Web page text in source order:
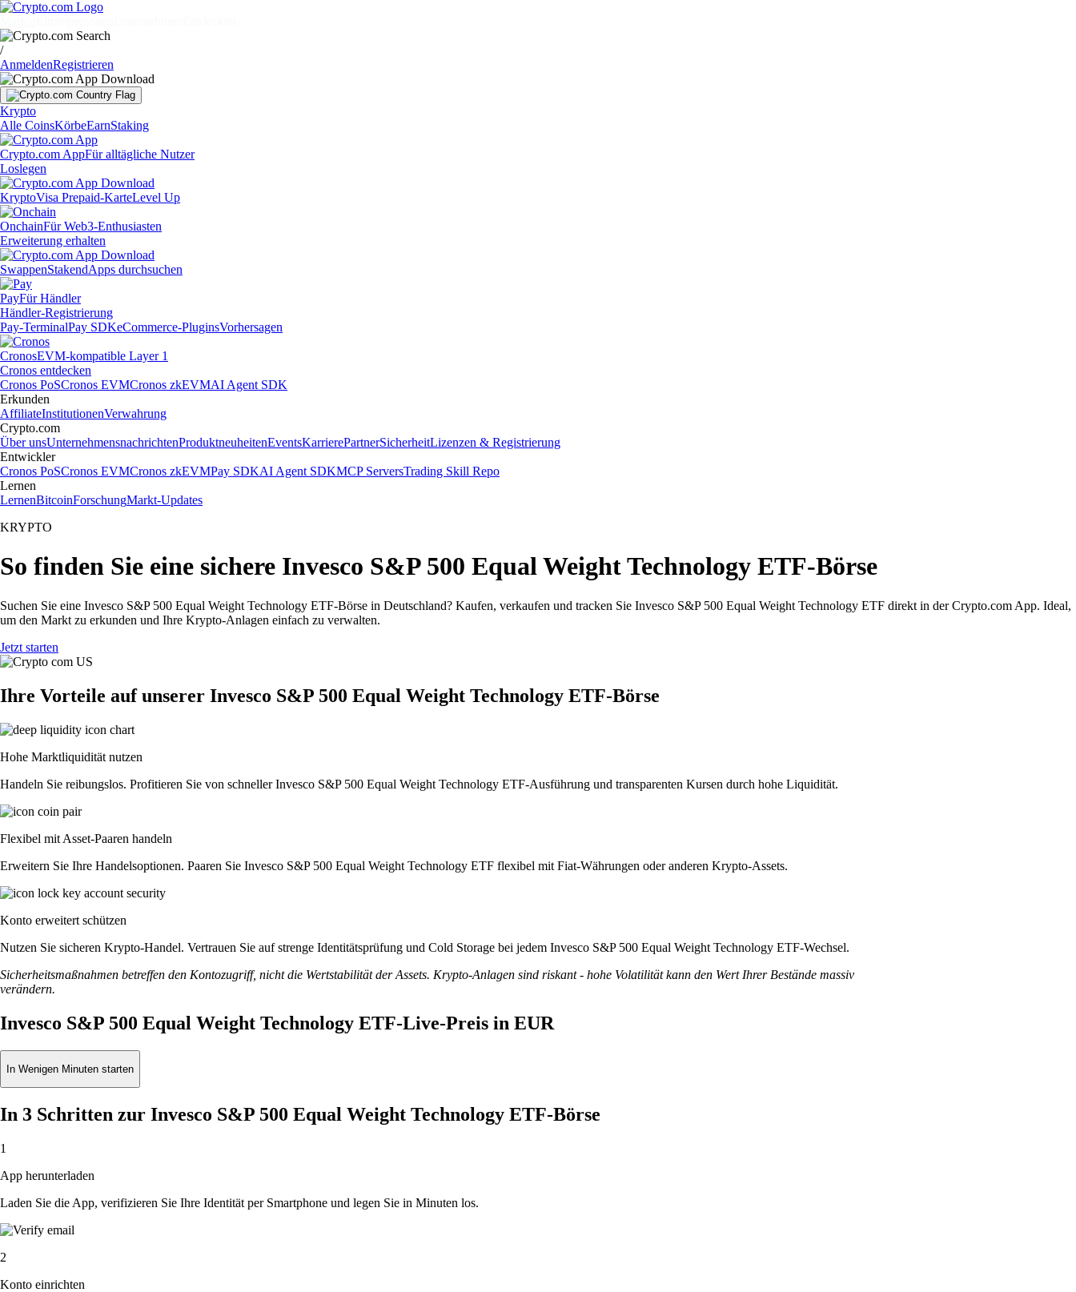
/
AnmeldenRegistrieren
Krypto
Alle CoinsKörbeEarnStaking
Crypto.com AppFür alltägliche Nutzer
Loslegen
KryptoVisa Prepaid-KarteLevel Up
OnchainFür Web3-Enthusiasten
Erweiterung erhalten
SwappenStakendApps durchsuchen
PayFür Händler
Händler-Registrierung
Pay-TerminalPay SDKeCommerce-PluginsVorhersagen
CronosEVM-kompatible Layer 1
Cronos entdecken
Cronos PoSCronos EVMCronos zkEVMAI Agent SDK
Erkunden
AffiliateInstitutionenVerwahrung
Crypto.com
Über unsUnternehmensnachrichtenProduktneuheitenEventsKarrierePartnerSicherheitLizenzen & Registrierung
Entwickler
Cronos PoSCronos EVMCronos zkEVMPay SDKAI Agent SDKMCP ServersTrading Skill Repo
Lernen
LernenBitcoinForschungMarkt-Updates
KRYPTO
So finden Sie eine sichere Invesco S&P 500 Equal Weight Technology ETF-Börse
Suchen Sie eine Invesco S&P 500 Equal Weight Technology ETF-Börse in Deutschland? Kaufen, verkaufen und tracken Sie Invesco S&P 500 Equal Weight Technology ETF direkt in der Crypto.com App. Ideal,
um den Markt zu erkunden und Ihre Krypto-Anlagen einfach zu verwalten.
Jetzt starten
Ihre Vorteile auf unserer Invesco S&P 500 Equal Weight Technology ETF-Börse
Hohe Marktliquidität nutzen
Handeln Sie reibungslos. Profitieren Sie von schneller Invesco S&P 500 Equal Weight Technology ETF-Ausführung und transparenten Kursen durch hohe Liquidität.
Flexibel mit Asset-Paaren handeln
Erweitern Sie Ihre Handelsoptionen. Paaren Sie Invesco S&P 500 Equal Weight Technology ETF flexibel mit Fiat-Währungen oder anderen Krypto-Assets.
Konto erweitert schützen
Nutzen Sie sicheren Krypto-Handel. Vertrauen Sie auf strenge Identitätsprüfung und Cold Storage bei jedem Invesco S&P 500 Equal Weight Technology ETF-Wechsel.
Sicherheitsmaßnahmen betreffen den Kontozugriff, nicht die Wertstabilität der Assets. Krypto-Anlagen sind riskant - hohe Volatilität kann den Wert Ihrer Bestände massiv
verändern.
Invesco S&P 500 Equal Weight Technology ETF-Live-Preis in EUR
In Wenigen Minuten starten
In 3 Schritten zur Invesco S&P 500 Equal Weight Technology ETF-Börse
1
App herunterladen
Laden Sie die App, verifizieren Sie Ihre Identität per Smartphone und legen Sie in Minuten los.
2
Konto einrichten